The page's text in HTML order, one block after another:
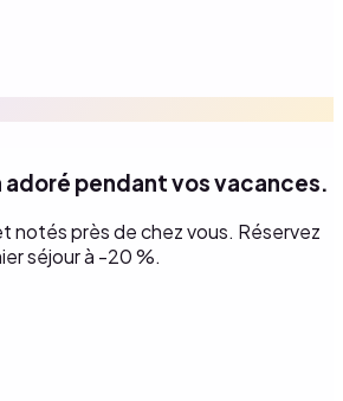
adoré pendant vos vacances.
notés près de chez vous. Réservez
séjour à -20 %.